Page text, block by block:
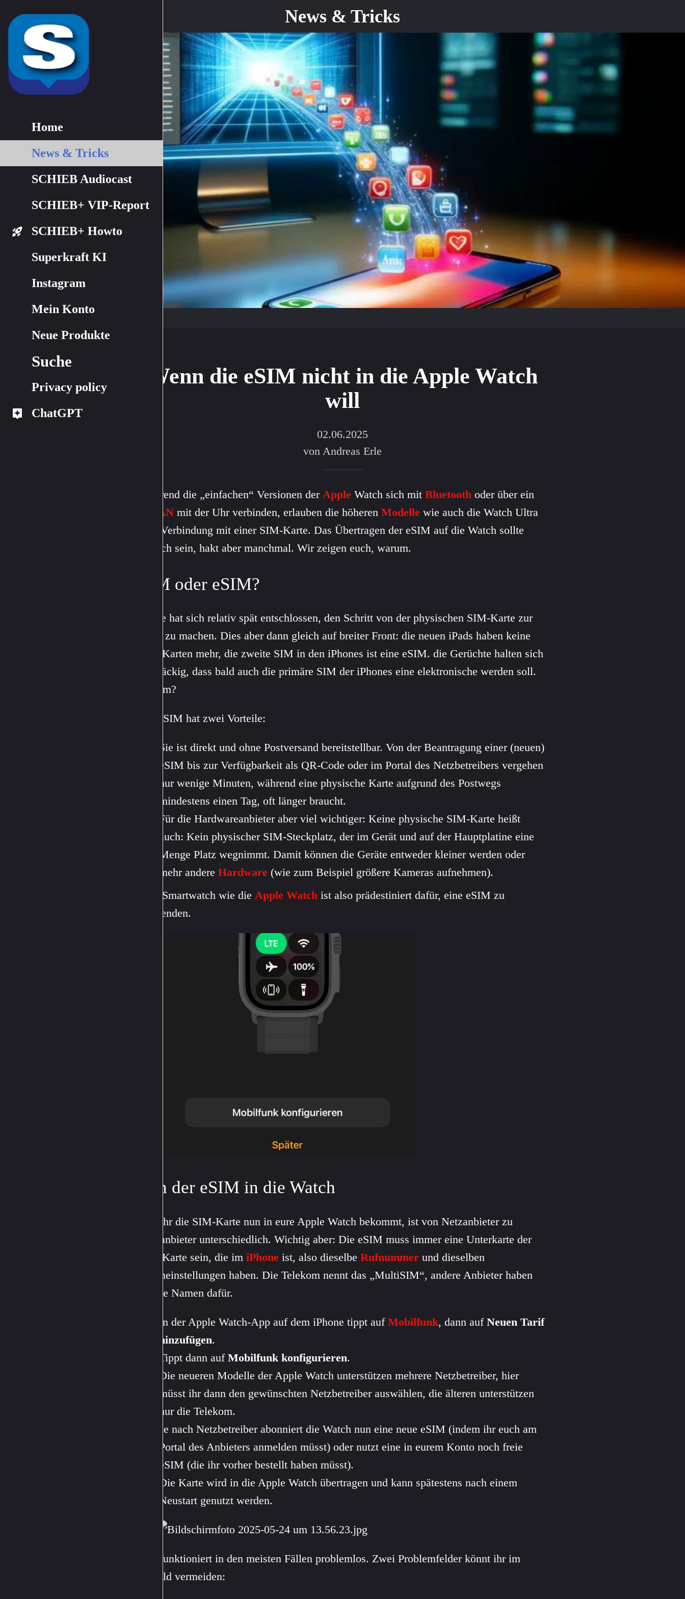
Home
News & Tricks
SCHIEB Audiocast
SCHIEB+ VIP-Report
SCHIEB+ Howto
Superkraft KI
Instagram
Mein Konto
Neue Produkte
Suche
Privacy policy
ChatGPT
News & Tricks
Wenn die eSIM nicht in die Apple Watch
will
02.06.2025
von Andreas Erle
Während die „einfachen“ Versionen der Apple Watch sich mit Bluetooth oder über ein
WLAN mit der Uhr verbinden, erlauben die höheren Modelle wie auch die Watch Ultra
eine Verbindung mit einer SIM-Karte. Das Übertragen der eSIM auf die Watch sollte
einfach sein, hakt aber manchmal. Wir zeigen euch, warum.
SIM oder eSIM?
Apple hat sich relativ spät entschlossen, den Schritt von der physischen SIM-Karte zur
zu machen. Dies aber dann gleich auf breiter Front: die neuen iPads haben keine
SIM-Karten mehr, die zweite SIM in den iPhones ist eine eSIM. die Gerüchte halten sich
hartnäckig, dass bald auch die primäre SIM der iPhones eine elektronische werden soll.
Warum?
Die eSIM hat zwei Vorteile:
Sie ist direkt und ohne Postversand bereitstellbar. Von der Beantragung einer (neuen)
eSIM bis zur Verfügbarkeit als QR-Code oder im Portal des Netzbetreibers vergehen
nur wenige Minuten, während eine physische Karte aufgrund des Postwegs
mindestens einen Tag, oft länger braucht.
Für die Hardwareanbieter aber viel wichtiger: Keine physische SIM-Karte heißt
auch: Kein physischer SIM-Steckplatz, der im Gerät und auf der Hauptplatine eine
Menge Platz wegnimmt. Damit können die Geräte entweder kleiner werden oder
mehr andere Hardware (wie zum Beispiel größere Kameras aufnehmen).
Eine Smartwatch wie die Apple Watch ist also prädestiniert dafür, eine eSIM zu
verwenden.
Von der eSIM in die Watch
Wie ihr die SIM-Karte nun in eure Apple Watch bekommt, ist von Netzanbieter zu
Netzanbieter unterschiedlich. Wichtig aber: Die eSIM muss immer eine Unterkarte der
SIM-Karte sein, die im iPhone ist, also dieselbe Rufnummer und dieselben
Dateneinstellungen haben. Die Telekom nennt das „MultiSIM“, andere Anbieter haben
eigene Namen dafür.
In der Apple Watch-App auf dem iPhone tippt auf Mobilfunk, dann auf Neuen Tarif
hinzufügen.
Tippt dann auf Mobilfunk konfigurieren.
Die neueren Modelle der Apple Watch unterstützen mehrere Netzbetreiber, hier
müsst ihr dann den gewünschten Netzbetreiber auswählen, die älteren unterstützen
nur die Telekom.
Je nach Netzbetreiber abonniert die Watch nun eine neue eSIM (indem ihr euch am
Portal des Anbieters anmelden müsst) oder nutzt eine in eurem Konto noch freie
eSIM (die ihr vorher bestellt haben müsst).
Die Karte wird in die Apple Watch übertragen und kann spätestens nach einem
Neustart genutzt werden.
Das funktioniert in den meisten Fällen problemlos. Zwei Problemfelder könnt ihr im
Vorfeld vermeiden: